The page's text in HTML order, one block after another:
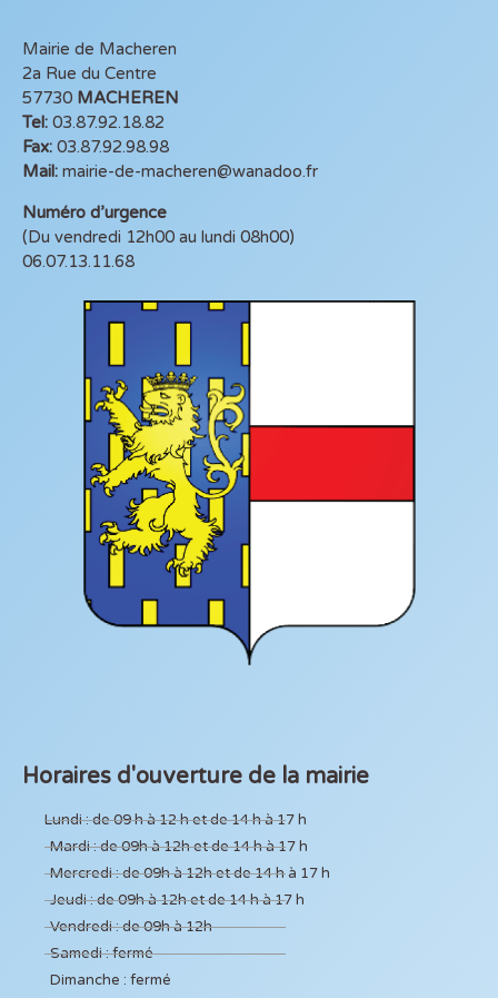
Mairie de Macheren
2a Rue du Centre
57730 MACHEREN
Tel: 03.87.92.18.82
Fax: 03.87.92.98.98
Mail: mairie-de-macheren@wanadoo.fr
Numéro d’urgence
(Du vendredi 12h00 au lundi 08h00)
06.07.13.11.68
Horaires d'ouverture de la mairie
Lundi : de 09 h à 12 h et de 14 h à 17 h
Mardi : de 09h à 12h et de 14 h à 17 h
Mercredi : de 09h à 12h et de 14 h à 17 h
Jeudi : de 09h à 12h et de 14 h à 17 h
Vendredi : de 09h à 12h
Samedi : fermé
Dimanche : fermé